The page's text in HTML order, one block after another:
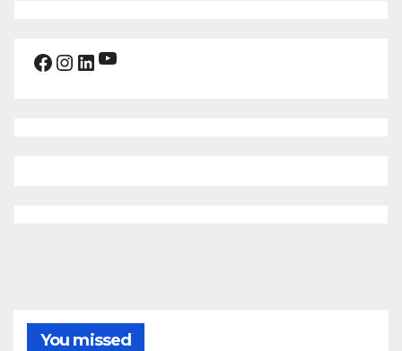
Facebook
Instagram
LinkedIn
Youtube
You missed